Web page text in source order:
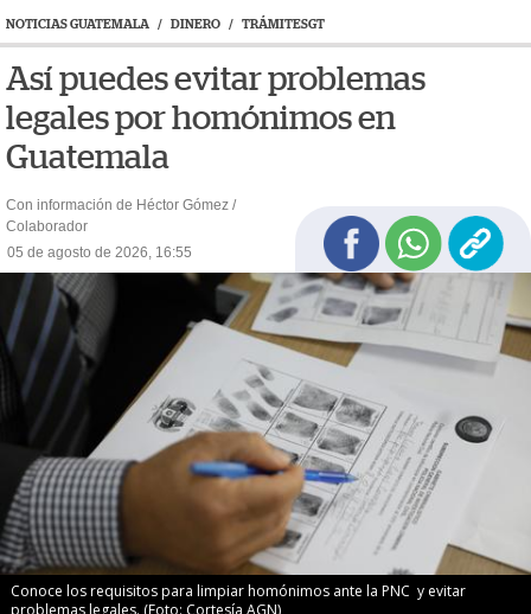
NOTICIAS GUATEMALA / DINERO / TRÁMITESGT
Así puedes evitar problemas
legales por homónimos en
Guatemala
Con información de Héctor Gómez /
Colaborador
05 de agosto de 2026, 16:55
Conoce los requisitos para limpiar homónimos ante la PNC y evitar
problemas legales. (Foto: Cortesía AGN)